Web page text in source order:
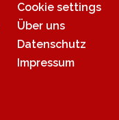
Cookie settings
Über uns
Datenschutz
Impressum